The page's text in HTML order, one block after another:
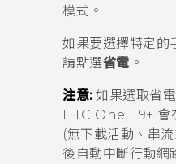
模式。
如果要選擇特定的
請點選省電 。
注意:如果選取省
HTC One E9‍+ 會
(無下載活動、串
後自動中斷行動網